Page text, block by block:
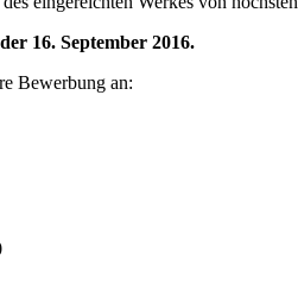
16. September 2016.
Bewerbung an: